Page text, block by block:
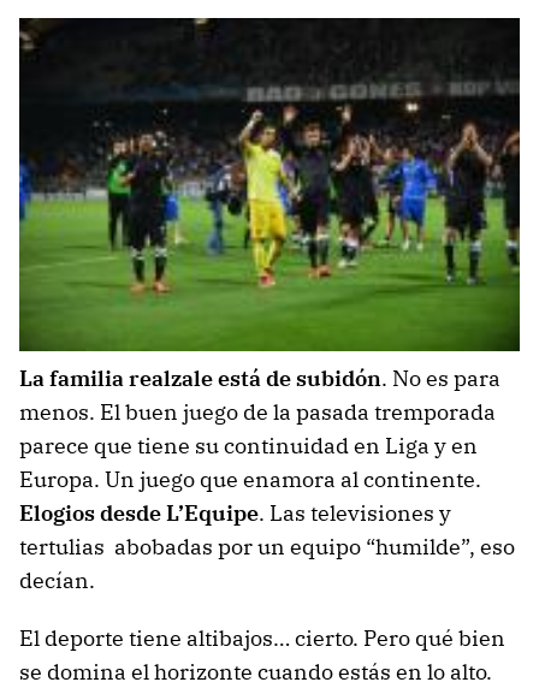
La familia realzale está de subidón. No es para
menos. El buen juego de la pasada tremporada
parece que tiene su continuidad en Liga y en
Europa. Un juego que enamora al continente.
Elogios desde L’Equipe. Las televisiones y
tertulias abobadas por un equipo “humilde”, eso
decían.
El deporte tiene altibajos… cierto. Pero qué bien
se domina el horizonte cuando estás en lo alto.